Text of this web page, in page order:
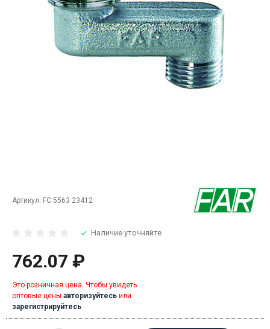
Артикул: FC 5563 23412
Наличие уточняйте
762.07 ₽
Это розничная цена. Чтобы увидеть
оптовые цены авторизуйтесь или
зарегистрируйтесь